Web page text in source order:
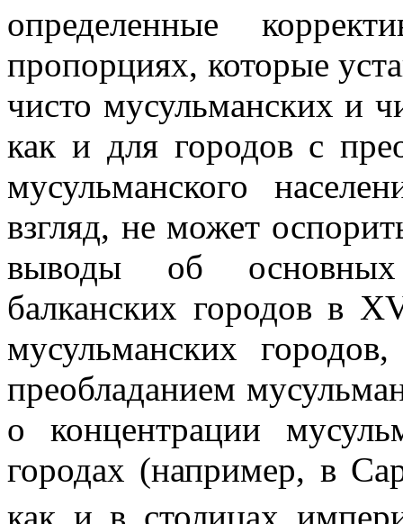
определенные
пропорциях, которые
чисто мусульманских и
как и для городов с
мусульманского
взгляд, не может
выводы об основных
балканских городов в
мусульманских
преобла­данием
о концентрации
городах (например, в